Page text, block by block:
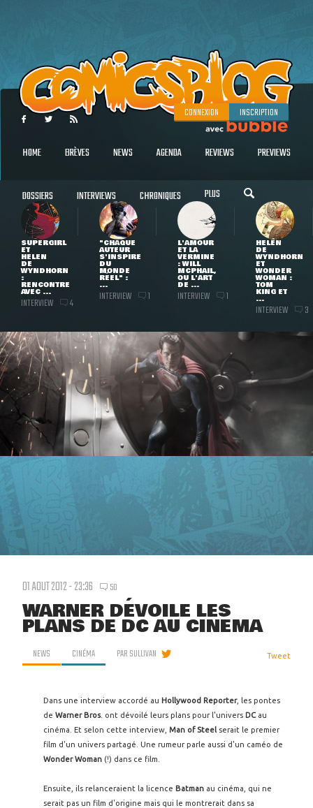
CONNEXION INSCRIPTION
HOME BRÈVES NEWS AGENDA REVIEWS PREVIEWS
DOSSIERS INTERVIEWS CHRONIQUES PLUS
SUPERGIRL
ET
HELEN
DE
WYNDHORN
:
RENCONTRE
AVEC ...
INTERVIEW 4
"CHAQUE
AUTEUR
S'INSPIRE
DU
MONDE
RÉEL" :
...
INTERVIEW 1
L'AMOUR
ET LA
VERMINE
: WILL
MCPHAIL,
OU L'ART
DE ...
INTERVIEW 1
HELEN
DE
WYNDHORN
ET
WONDER
WOMAN :
TOM
KING ET
...
INTERVIEW 3
01 AOUT 2012 - 23:36 50
WARNER DÉVOILE LES
PLANS DE DC AU CINÉMA
NEWS CINÉMA PARSULLIVAN Tweet
Dans une interview accordé au Hollywood Reporter, les pontes
de Warner Bros. ont dévoilé leurs plans pour l'univers DC au
cinéma. Et selon cette interview, Man of Steel serait le premier
film d'un univers partagé. Une rumeur parle aussi d'un caméo de
Wonder Woman (!) dans ce film.
Ensuite, ils relanceraient la licence Batman au cinéma, qui ne
serait pas un film d'origine mais qui le montrerait dans sa